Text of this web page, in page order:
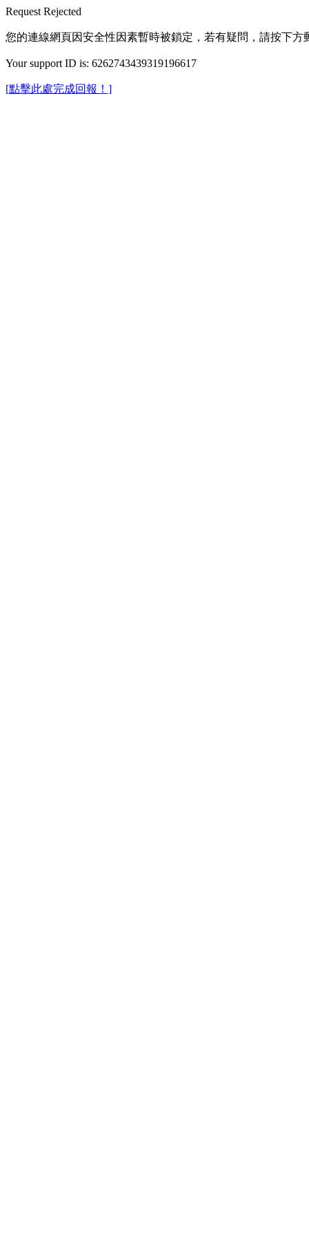
Request Rejected
您的連線網頁因安全性因素暫時被鎖定，若有疑問，請按下方
Your support ID is: 6262743439319196617
[點擊此處完成回報！]